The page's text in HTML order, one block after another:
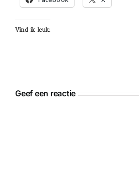
Vind ik leuk:
Geef een reactie